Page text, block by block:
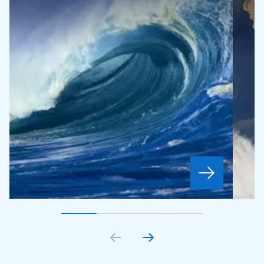
Gå till bildkort1
Gå till bildkort2
Gå till bildkort3
Gå till bildkort